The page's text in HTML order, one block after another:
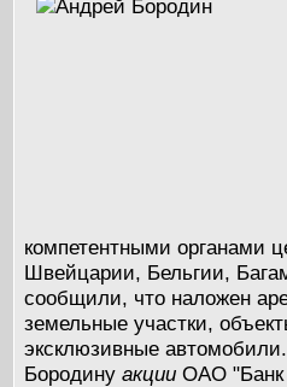
компетентными органами
Швейцарии, Бельгии,
сообщили, что наложен
земельные участки,
эксклюзивные
Бородину акции ОАО